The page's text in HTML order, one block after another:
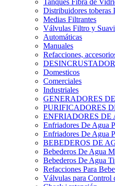
Tanques Fibra de
Distribuidores toberas
Medias Filtrantes
Válvulas Filtro y
Automáticas
Manuales
Refacciones,
Domesticos
Comerciales
Industriales
GENERADORES
PURIFICADORES
ENFRIADORES DE
Enfriadores De Agua
Enfriadores De Agua
BEBEDEROS DE
Bebederos De Agua
Bebederos De Agua
Refacciones Para
Válvulas para Control